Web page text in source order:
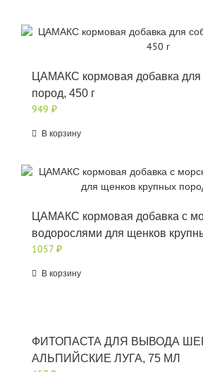
ЦАМАКС кормовая добавка для
пород, 450 г
949 ₽
В корзину
ЦАМАКС кормовая добавка с
водорослями для щенков
1057 ₽
В корзину
ФИТОПАСТА ДЛЯ ВЫВОДА
АЛЬПИЙСКИЕ ЛУГА, 75 МЛ